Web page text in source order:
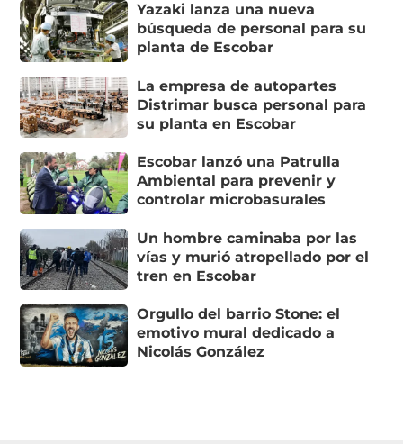
Yazaki lanza una nueva
búsqueda de personal para su
planta de Escobar
La empresa de autopartes
Distrimar busca personal para
su planta en Escobar
Escobar lanzó una Patrulla
Ambiental para prevenir y
controlar microbasurales
Un hombre caminaba por las
vías y murió atropellado por el
tren en Escobar
Orgullo del barrio Stone: el
emotivo mural dedicado a
Nicolás González